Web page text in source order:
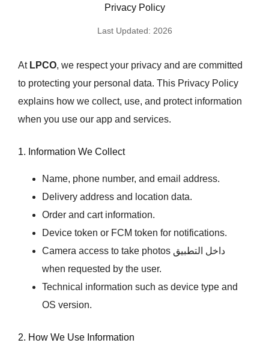
Privacy Policy
Last Updated: 2026
At LPCO, we respect your privacy and are committed
to protecting your personal data. This Privacy Policy
explains how we collect, use, and protect information
when you use our app and services.
1. Information We Collect
Name, phone number, and email address.
Delivery address and location data.
Order and cart information.
Device token or FCM token for notifications.
Camera access to take photos داخل التطبيق
when requested by the user.
Technical information such as device type and
OS version.
2. How We Use Information